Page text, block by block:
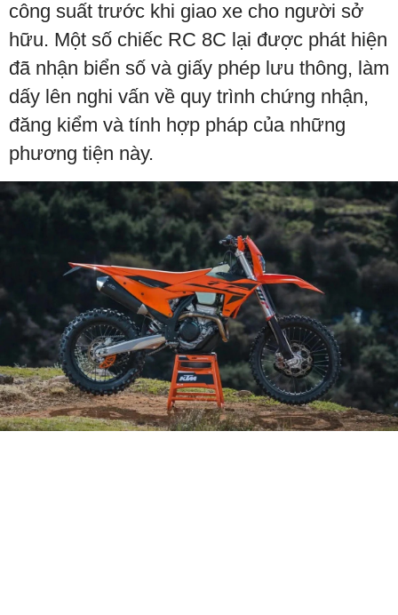
công suất trước khi giao xe cho người sở
hữu. Một số chiếc RC 8C lại được phát hiện
đã nhận biển số và giấy phép lưu thông, làm
dấy lên nghi vấn về quy trình chứng nhận,
đăng kiểm và tính hợp pháp của những
phương tiện này.